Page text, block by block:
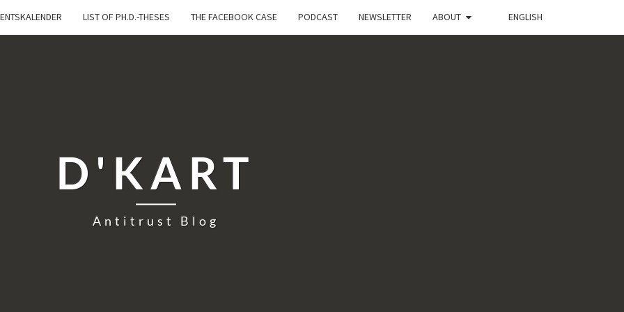
LIST OF PH.D.-THESES THE FACEBOOK CASE PODCAST NEWSLETTER ABOUT ENGLISH
D'KART
Antitrust Blog